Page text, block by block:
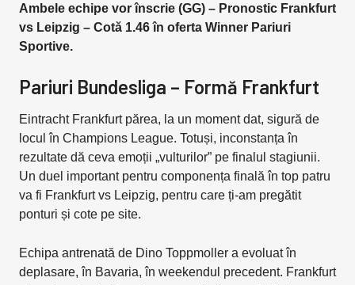
Ambele echipe vor înscrie (GG) – Pronostic Frankfurt
vs Leipzig – Cotă 1.46 în oferta Winner Pariuri
Sportive.
Pariuri Bundesliga – Formă Frankfurt
Eintracht Frankfurt părea, la un moment dat, sigură de
locul în Champions League. Totuși, inconstanța în
rezultate dă ceva emoții „vulturilor” pe finalul stagiunii.
Un duel important pentru componența finală în top patru
va fi Frankfurt vs Leipzig, pentru care ți-am pregătit
ponturi și cote pe site.
Echipa antrenată de Dino Toppmoller a evoluat în
deplasare, în Bavaria, în weekendul precedent. Frankfurt